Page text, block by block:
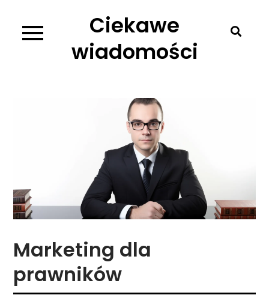
content
Ciekawe
wiadomości
Marketing dla
prawników